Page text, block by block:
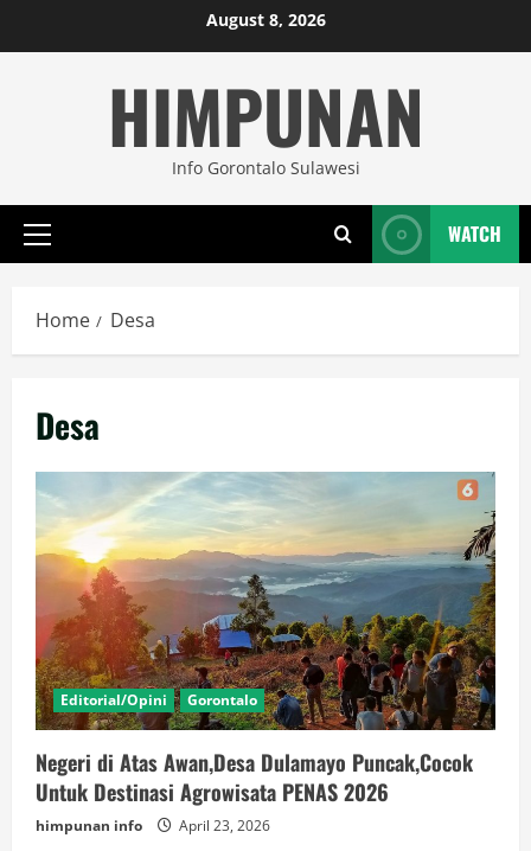
to
August 8, 2026
HIMPUNAN
Info Gorontalo Sulawesi
Primary
WATCH
Home Desa
Desa
Editorial/Opini Gorontalo
Negeri di Atas Awan,Desa Dulamayo Puncak,Cocok
Untuk Destinasi Agrowisata PENAS 2026
himpunan info April 23, 2026